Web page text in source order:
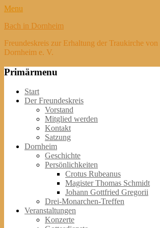
Menu
Bach in Dornheim
Freundeskreis zur Erhaltung der Traukirche von
Dornheim e. V.
Primärmenu
Weiter
zum
Start
Der Freundeskreis
Vorstand
Mitglied werden
Kontakt
Satzung
Dornheim
Geschichte
Persönlichkeiten
Crotus Rubeanus
Magister Thomas Schmidt
Johann Gottfried Gregorii
Drei-Monarchen-Treffen
Veranstaltungen
Konzerte